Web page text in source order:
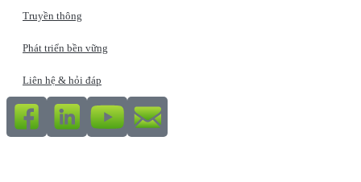
Truyền thông
Phát triển bền vững
Liên hệ & hỏi đáp